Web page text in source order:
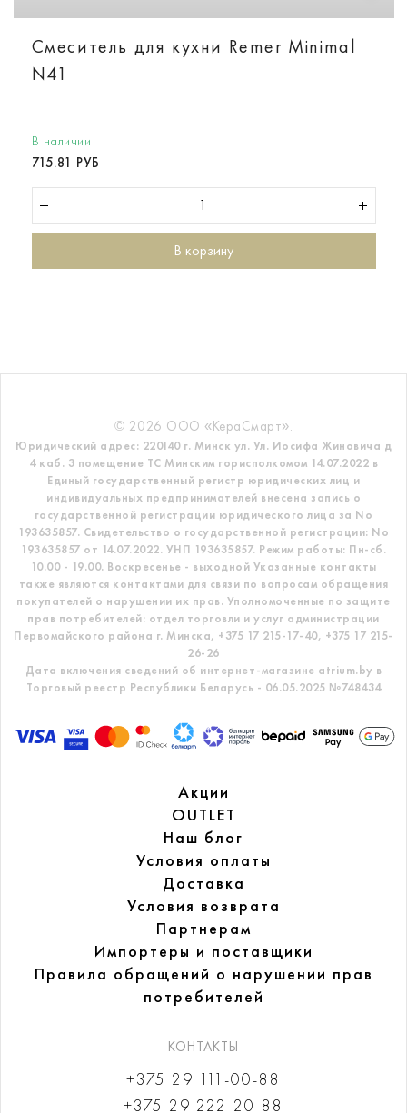
Смеситель для кухни Remer Minimal
N41
В наличии
715.81 РУБ
В корзину
© 2026 ООО «КераСмарт».
Юридический адрес: 220140 г. Минск ул. Ул. Иосифа Жиновича д
4 каб. 3 помещение ТС Минским горисполкомом 14.07.2022 в
Единый государственный регистр юридических лиц и
индивидуальных предпринимателей внесена запись о
государственной регистрации юридического лица за No
193635857. Свидетельство о государственной регистрации: No
193635857 от 14.07.2022. УНП 193635857. Режим работы: Пн-сб.
10.00 - 19.00. Воскресенье - выходной Указанные контакты
также являются контактами для связи по вопросам обращения
покупателей о нарушении их прав. Уполномоченные по защите
прав потребителей: отдел торговли и услуг администрации
Первомайского района г. Минска, +375 17 215-17-40, +375 17 215-
26-26
Дата включения сведений об интернет-магазине atrium.by в
Торговый реестр Республики Беларусь - 06.05.2025 №748434
Акции
OUTLET
Наш блог
Условия оплаты
Доставка
Условия возврата
Партнерам
Импортеры и поставщики
Правила обращений о нарушении прав
потребителей
КОНТАКТЫ
+375 29 111-00-88
+375 29 222-20-88